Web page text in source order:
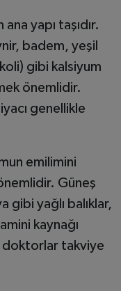
yapı taşıdır.
badem, yeşil
gibi kalsiyum
önemlidir.
genellikle
emilimini
Güneş
gibi yağlı balıklar,
kaynağı
doktorlar takviye